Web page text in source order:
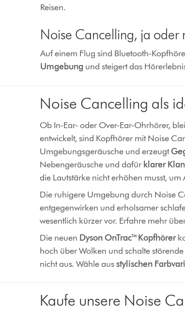
Reisen.
Noise Cancelling, ja oder
Auf einem Flug sind Bluetooth-
Umgebung und steigert das
Noise Cancelling als
Ob In-Ear- oder Over-Ear-Ohrhörer,
entwickelt, sind Kopfhörer mit Noise
Umgebungsgeräusche und erzeugt
Nebengeräusche und dafür klarer
die Lautstärke nicht erhöhen musst,
Die ruhigere Umgebung durch Noise
entgegenwirken und erholsamer
wesentlich kürzer vor. Erfahre mehr
Die neuen Dyson OnTrac™ Kopfhörer
hoch über Wolken und schalte
nicht aus. Wähle ausstylischen
Kaufe unsere Noise